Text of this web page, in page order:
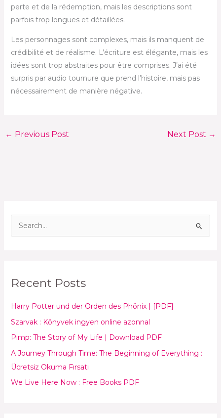
c
f
o
r
:
Recent Posts
Harry Potter und der Orden des Phönix | [PDF]
Szarvak : Könyvek ingyen online azonnal
Pimp: The Story of My Life | Download PDF
A Journey Through Time: The Beginning of Everything :
Ücretsiz Okuma Fırsatı
We Live Here Now : Free Books PDF
perte et de la rédemption, mais les descriptions sont
parfois trop longues et détaillées.
Les personnages sont complexes, mais ils manquent de
crédibilité et de réalisme. L’écriture est élégante, mais les
idées sont trop abstraites pour être comprises. J’ai été
surpris par audio tournure que prend l’histoire, mais pas
nécessairement de manière négative.
← Previous Post Next Post →